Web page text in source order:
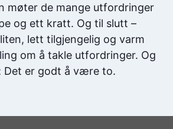
møter de mange utfordringer
og ett kratt. Og til slutt –
lett tilgjengelig og varm
om å takle utfordringer. Og
Det er godt å være to.